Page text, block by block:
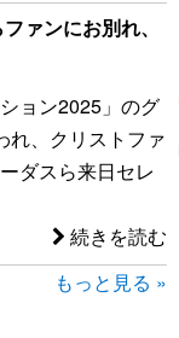
ァンにお別れ、
ョン2025」のグ
れ、クリストファ
ダスら来日セレ
続きを読む
もっと見る »